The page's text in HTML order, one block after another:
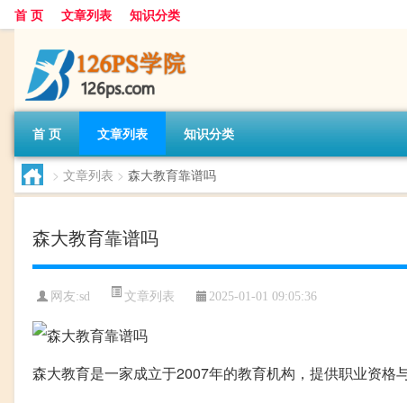
首 页 文章列表 知识分类
首 页 文章列表 知识分类
> 文章列表 > 森大教育靠谱吗
森大教育靠谱吗
网友:sd 文章列表 2025-01-01 09:05:36
森大教育是一家成立于2007年的教育机构，提供职业资格